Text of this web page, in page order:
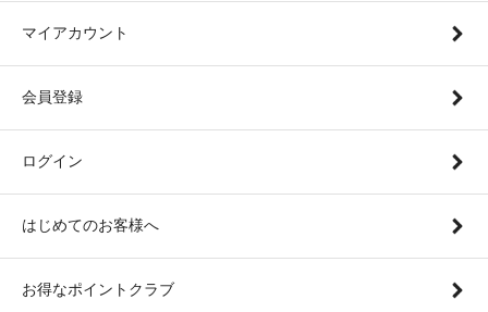
マイアカウント
会員登録
ログイン
はじめてのお客様へ
お得なポイントクラブ